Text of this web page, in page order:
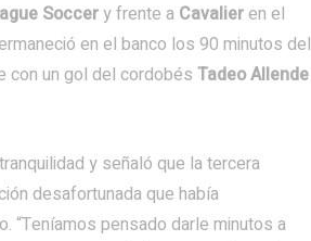
Soccery frente a Cavalieren el
en el banco los 90 minutos del
con un gol del cordobés Tadeo Allende
y señaló que la tercera
desafortunada que había
“Teníamos pensado darle minutos a